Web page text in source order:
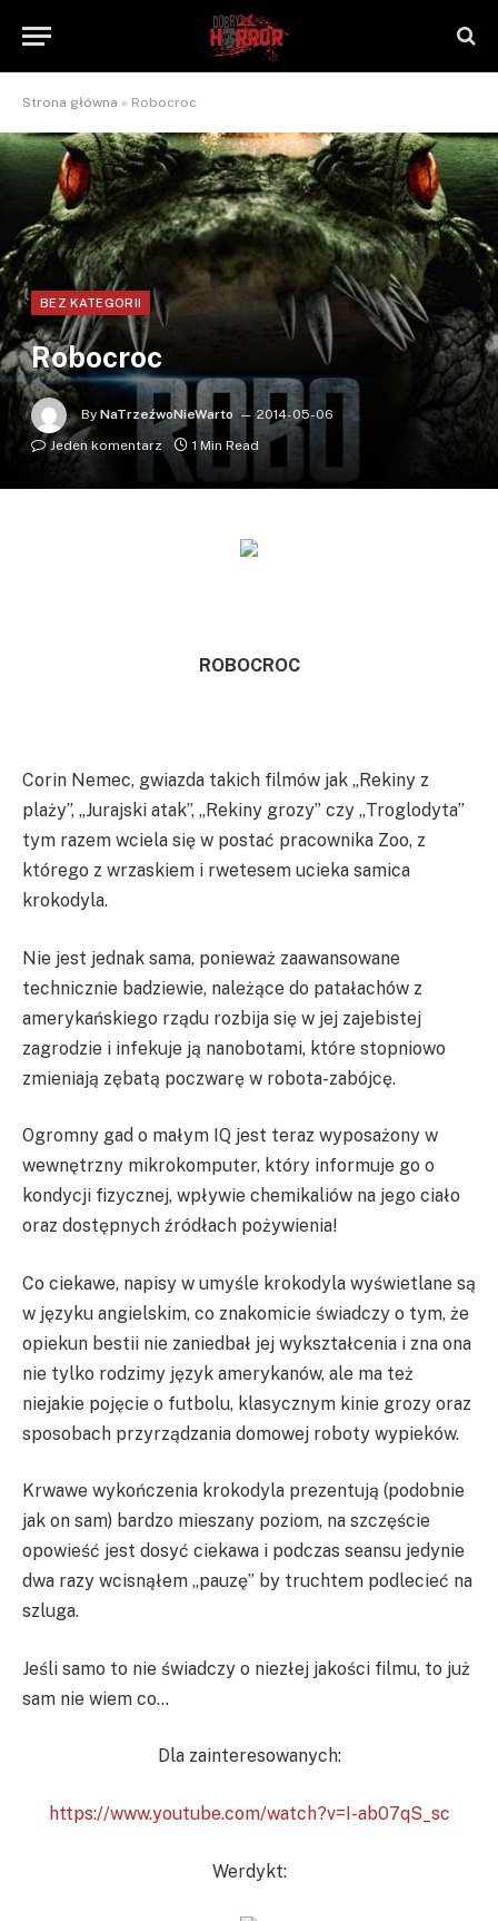
Strona główna » Robocroc
BEZ KATEGORII
Robocroc
By NaTrzeźwoNieWarto
2014-05-06
Jeden komentarz
1 Min Read
ROBOCROC
Corin Nemec, gwiazda takich filmów jak „Rekiny z
plaży”, „Jurajski atak”, „Rekiny grozy” czy „Troglodyta”
tym razem wciela się w postać pracownika Zoo, z
którego z wrzaskiem i rwetesem ucieka samica
krokodyla.
Nie jest jednak sama, ponieważ zaawansowane
technicznie badziewie, należące do patałachów z
amerykańskiego rządu rozbija się w jej zajebistej
zagrodzie i infekuje ją nanobotami, które stopniowo
zmieniają zębatą poczwarę w robota-zabójcę.
Ogromny gad o małym IQ jest teraz wyposażony w
wewnętrzny mikrokomputer, który informuje go o
kondycji fizycznej, wpływie chemikaliów na jego ciało
oraz dostępnych źródłach pożywienia!
Co ciekawe, napisy w umyśle krokodyla wyświetlane są
w języku angielskim, co znakomicie świadczy o tym, że
opiekun bestii nie zaniedbał jej wykształcenia i zna ona
nie tylko rodzimy język amerykanów, ale ma też
niejakie pojęcie o futbolu, klasycznym kinie grozy oraz
sposobach przyrządzania domowej roboty wypieków.
Krwawe wykończenia krokodyla prezentują (podobnie
jak on sam) bardzo mieszany poziom, na szczęście
opowieść jest dosyć ciekawa i podczas seansu jedynie
dwa razy wcisnąłem „pauzę” by truchtem podlecieć na
szluga.
Jeśli samo to nie świadczy o niezłej jakości filmu, to już
sam nie wiem co…
Dla zainteresowanych:
https://www.youtube.com/watch?v=I-ab07qS_sc
Werdykt: